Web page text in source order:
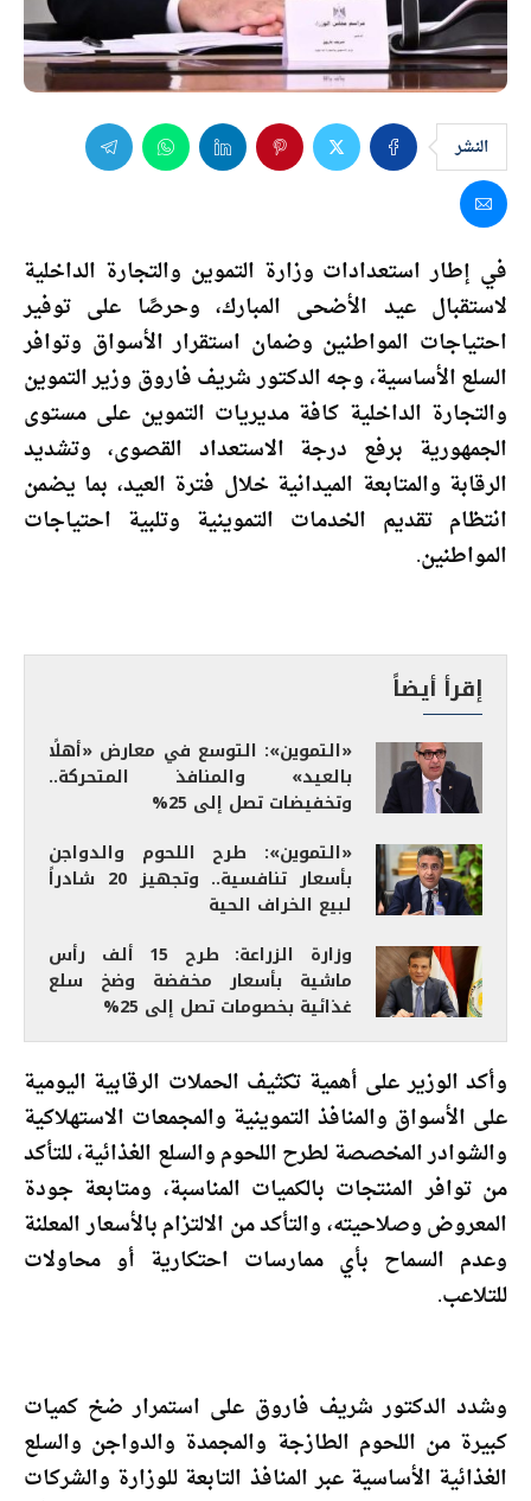
النشر
في إطار استعدادات وزارة التموين والتجارة الداخلية
لاستقبال عيد الأضحى المبارك، وحرصًا على توفير
احتياجات المواطنين وضمان استقرار الأسواق وتوافر
السلع الأساسية، وجه الدكتور شريف فاروق وزير التموين
والتجارة الداخلية كافة مديريات التموين على مستوى
الجمهورية برفع درجة الاستعداد القصوى، وتشديد
الرقابة والمتابعة الميدانية خلال فترة العيد، بما يضمن
انتظام تقديم الخدمات التموينية وتلبية احتياجات
المواطنين.
إقرأ أيضاً
«التموين»: التوسع في معارض «أهلًا
بالعيد» والمنافذ المتحركة..
وتخفيضات تصل إلى 25%
«التموين»: طرح اللحوم والدواجن
بأسعار تنافسية.. وتجهيز 20 شادراً
لبيع الخراف الحية
وزارة الزراعة: طرح 15 ألف رأس
ماشية بأسعار مخفضة وضخ سلع
غذائية بخصومات تصل إلى 25%
وأكد الوزير على أهمية تكثيف الحملات الرقابية اليومية
على الأسواق والمنافذ التموينية والمجمعات الاستهلاكية
والشوادر المخصصة لطرح اللحوم والسلع الغذائية، للتأكد
من توافر المنتجات بالكميات المناسبة، ومتابعة جودة
المعروض وصلاحيته، والتأكد من الالتزام بالأسعار المعلنة
وعدم السماح بأي ممارسات احتكارية أو محاولات
للتلاعب.
وشدد الدكتور شريف فاروق على استمرار ضخ كميات
كبيرة من اللحوم الطازجة والمجمدة والدواجن والسلع
الغذائية الأساسية عبر المنافذ التابعة للوزارة والشركات